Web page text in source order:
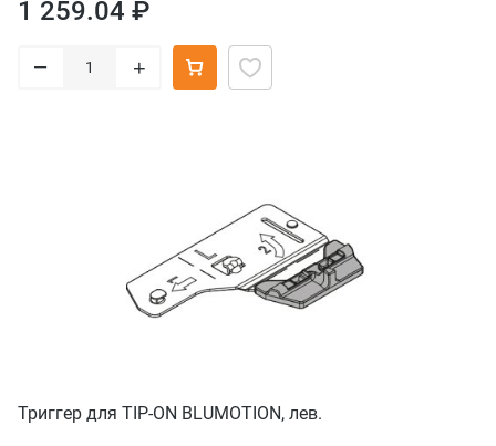
1 259.04 ₽
– +
Триггер для TIP-ON BLUMOTION, лев.